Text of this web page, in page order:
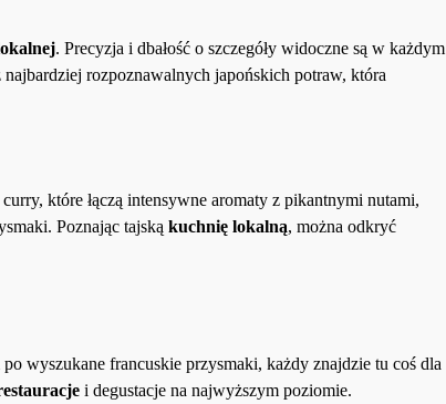
. Precyzja i dbałość o szczegóły widoczne są w każdym
rozpoznawalnych japońskich potraw, która
które łączą intensywne aromaty z pikantnymi nutami,
Poznając tajską kuchnię lokalną, można odkryć
wyszukane francuskie przysmaki, każdy znajdzie tu coś dla
i degustacje na najwyższym poziomie.